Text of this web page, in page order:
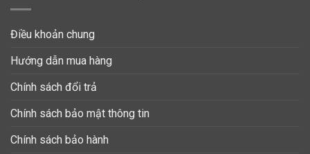
Điều khoản chung
Hướng dẫn mua hàng
Chính sách đổi trả
Chính sách bảo mật thông tin
Chính sách bảo hành